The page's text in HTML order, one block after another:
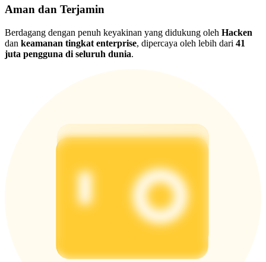
Aman dan Terjamin
Berdagang dengan penuh keyakinan yang didukung oleh Hacken
dan keamanan tingkat enterprise, dipercaya oleh lebih dari 41
juta pengguna di seluruh dunia.